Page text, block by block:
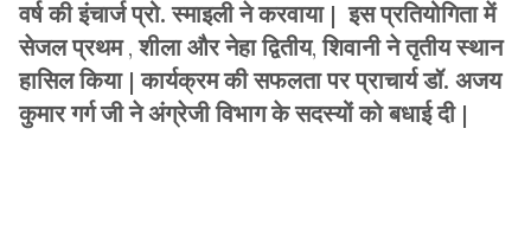
वर्ष की इंचार्ज प्रो. स्माइली ने करवाया | इस प्रतियोगिता में
सेजल प्रथम,शीला और नेहा द्वितीय,शिवानी ने तृतीय स्थान
हासिल किया |कार्यक्रम की सफलता पर प्राचार्य डॉ. अजय
कुमार गर्ग जी ने अंग्रेजी विभाग के सदस्यों को बधाई दी |